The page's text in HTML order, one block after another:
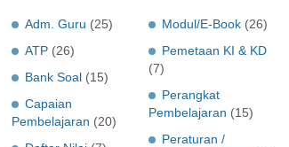
Adm. Guru (25)
ATP (26)
Bank Soal (15)
Capaian
Pembelajaran (20)
Modul/E-Book (26)
Pemetaan KI & KD
(7)
Perangkat
Pembelajaran (15)
Peraturan /